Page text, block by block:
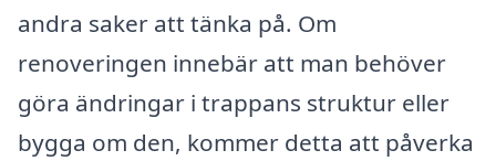
andra saker att tänka på. Om
renoveringen innebär att man behöver
göra ändringar i trappans struktur eller
bygga om den, kommer detta att påverka